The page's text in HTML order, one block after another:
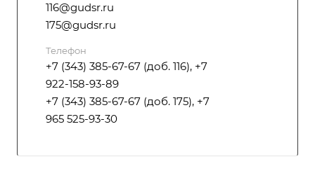
116@gudsr.ru
175@gudsr.ru
Телефон
+7 (343) 385-67-67 (доб. 116), +7
922-158-93-89
+7 (343) 385-67-67 (доб. 175), +7
965 525-93-30